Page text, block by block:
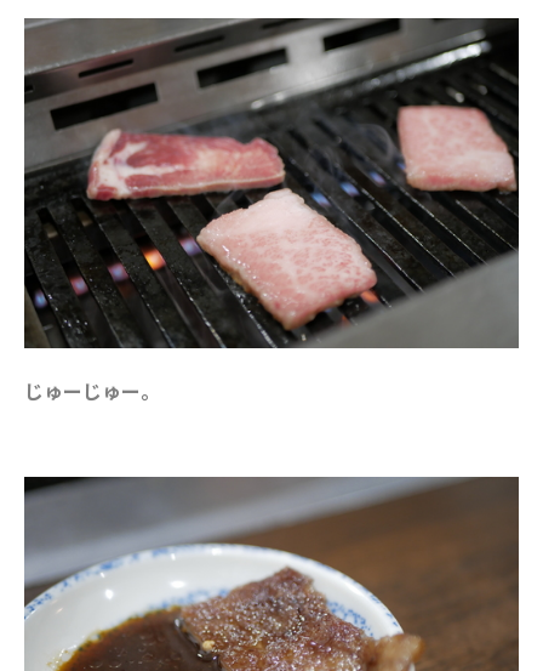
じゅーじゅー。